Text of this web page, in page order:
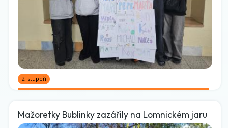
2. stupeň
Mažoretky Bublinky zazářily na Lomnickém jaru